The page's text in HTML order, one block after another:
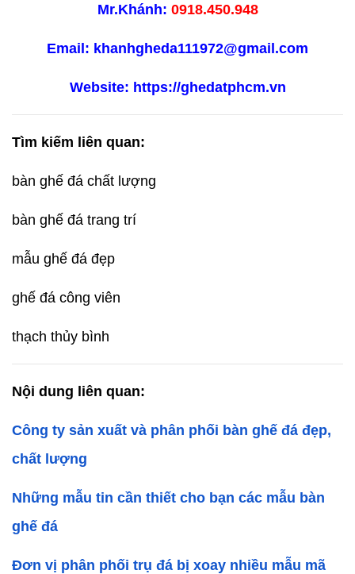
Mr.Khánh: 0918.450.948
Email: khanhgheda111972@gmail.com
Website: https://ghedatphcm.vn
Tìm kiếm liên quan:
bàn ghế đá chất lượng
bàn ghế đá trang trí
mẫu ghế đá đẹp
ghế đá công viên
thạch thủy bình
Nội dung liên quan:
Công ty sản xuất và phân phối bàn ghế đá đẹp,
chất lượng
Những mẫu tin cần thiết cho bạn các mẫu bàn
ghế đá
Đơn vị phân phối trụ đá bị xoay nhiều mẫu mã